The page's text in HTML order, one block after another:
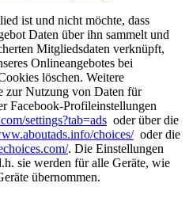
ist und nicht möchte, dass
Daten über ihn sammelt und
Mitgliedsdaten verknüpft,
Onlineangebotes bei
löschen. Weitere
zur Nutzung von Daten für
Facebook-Profileinstellungen
settings?tab=ads oder über die
choices/oder die
. Die Einstellungen
sie werden für alle Geräte, wie
übernommen.